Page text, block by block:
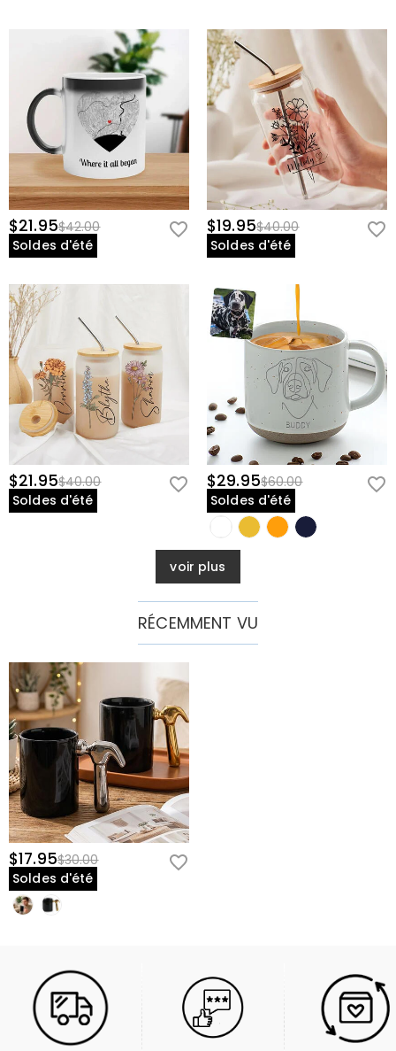
$21.95$42.00
Soldes d'été
$19.95$40.00
Soldes d'été
$21.95$40.00
Soldes d'été
$29.95$60.00
Soldes d'été
voir plus
RÉCEMMENT VU
$17.95$30.00
Soldes d'été